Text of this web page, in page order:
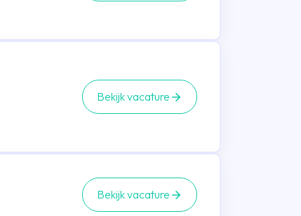
Bekijk vacature
Bekijk vacature